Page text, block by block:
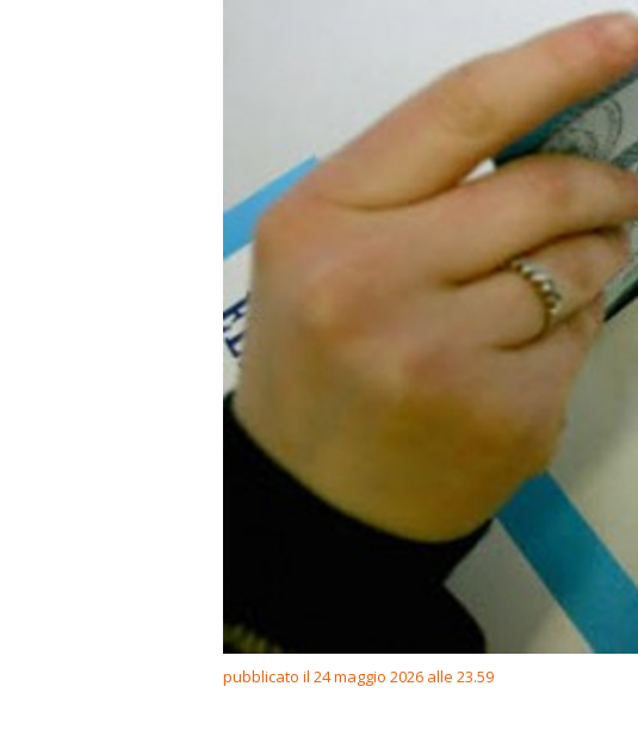
pubblicato il 24 maggio 2026 alle 23.59